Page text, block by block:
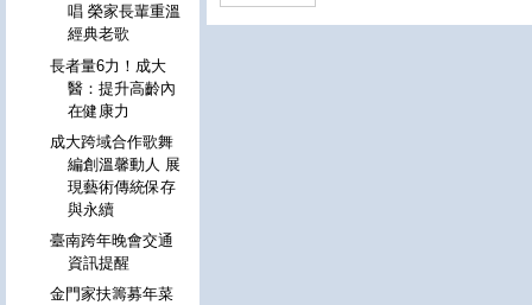
唱 榮家長輩重溫
經典老歌
長者量6力！成大
醫：提升高齡內
在健康力
成大跨域合作歌舞
編創溫馨動人 展
現藝術傳統保存
與永續
臺南跨年晚會交通
資訊提醒
金門家扶籌募年菜